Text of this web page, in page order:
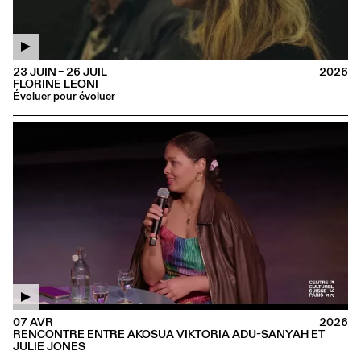
FLORINE LEONI
Évoluer pour évoluer
23 JUIN – 26 JUIL 2026
RENCONTRE ENTRE AKOSUA VIKTORIA ADU-SANYAH ET
JULIE JONES
07 AVR 2026